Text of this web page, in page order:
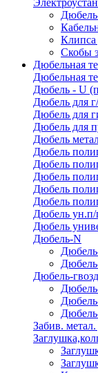
Клипса
Скобы
Дюбельная
Дюбельная
Дюбель - U
Дюбель для
Дюбель для
Дюбель для
Дюбель
Дюбель
Дюбель
Дюбель
Дюбель
Дюбель
Дюбель ун.п/
Дюбель
Дюбель-N
Дюбель-
Забив.